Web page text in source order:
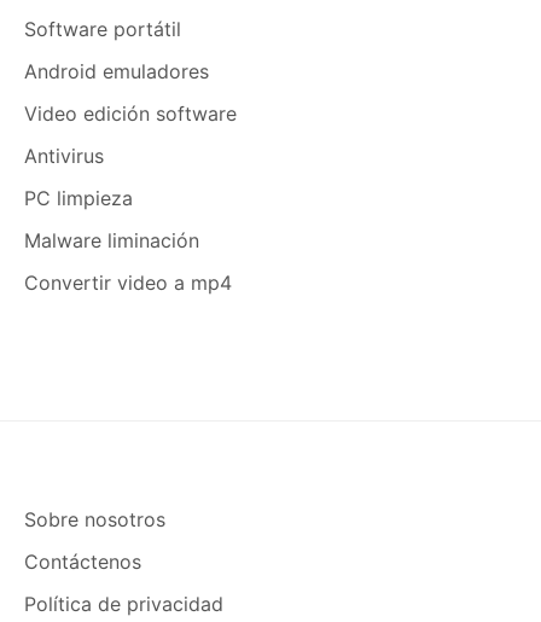
Software portátil
Android emuladores
Video edición software
Antivirus
PC limpieza
Malware liminación
Convertir video a mp4
Sobre nosotros
Contáctenos
Política de privacidad